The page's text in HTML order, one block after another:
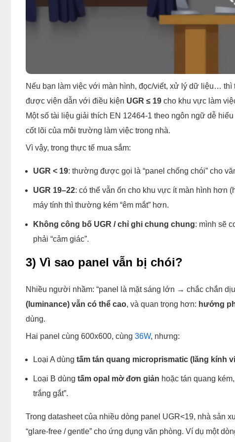
Nếu bạn làm việc với màn hình, đọc/viết, xử lý dữ liệu…
được viện dẫn với điều kiện UGR ≤ 19 cho khu vực làm
Một số tài liệu giải thích EN 12464-1 theo ngôn ngữ dễ
cốt lõi của môi trường làm việc trong nhà.
Vì vậy, trong thực tế mua sắm:
UGR < 19: thường được gọi là “panel chống chói” cho
UGR 19–22: có thể vẫn ổn cho khu vực ít màn hình hơn
máy tính thì thường kém “êm mắt” hơn.
Không công bố UGR / chỉ ghi chung chung: mình sẽ
phải “cảm giác”.
3) Vì sao panel vẫn bị chói?
Nhiều người nhầm: “panel là mặt sáng lớn → chắc chắn
(luminance) vẫn có thể cao, và quan trọng hơn: hướng
dùng.
Hai panel cùng 600x600, cùng 36W, nhưng:
Loại A dùng tấm tán quang microprismatic (lăng kính
Loại B dùng tấm opal mờ đơn giản hoặc tán quang
trắng gắt”.
Trong datasheet của nhiều dòng panel UGR<19, nhà sản
“glare-free / gentle” cho ứng dụng văn phòng. Ví dụ một